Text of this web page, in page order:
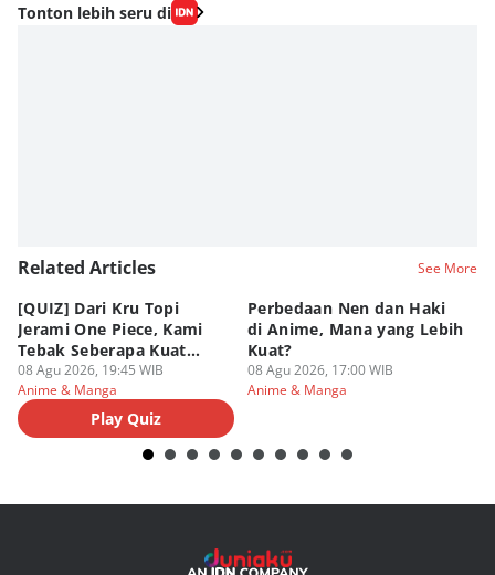
Tonton lebih seru di
Related Articles See More
[QUIZ] Dari Kru Topi
Jerami One Piece, Kami
Tebak Seberapa Kuat
Mentalmu
08 Agu 2026, 19:45 WIB
Anime & Manga
Play Quiz
Perbedaan Nen dan Haki
di Anime, Mana yang Lebih
Kuat?
08 Agu 2026, 17:00 WIB
Anime & Manga